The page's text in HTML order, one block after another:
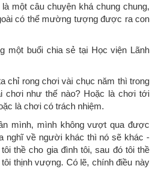
một câu chuyện khá chung chung,
có thể mường tượng được ra con
một buổi chia sẻ tại Học viện Lãnh
chỉ rong chơi vài chục năm thì trong
chơi như thế nào? Hoặc là chơi tới
là chơi có trách nhiệm.
mình, mình không vượt qua được
nghĩ về người khác thì nó sẽ khác -
thề cho gia đình tôi, sau đó tôi thề
thịnh vượng. Có lẽ, chính điều này